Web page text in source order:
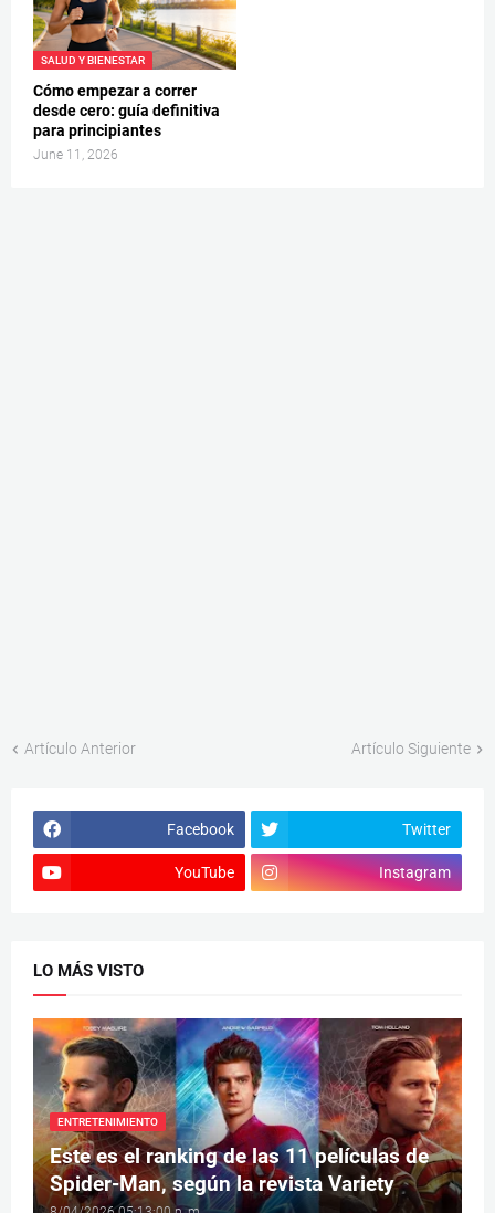
SALUD Y BIENESTAR
Cómo empezar a correr
desde cero: guía definitiva
para principiantes
June 11, 2026
Artículo Anterior Artículo Siguiente
Facebook Twitter
YouTube Instagram
LO MÁS VISTO
ENTRETENIMIENTO
Este es el ranking de las 11 películas de
Spider-Man, según la revista Variety